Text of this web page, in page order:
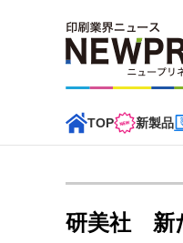
TOP 新製品
インデックス
TOP 新着記
研美社 新